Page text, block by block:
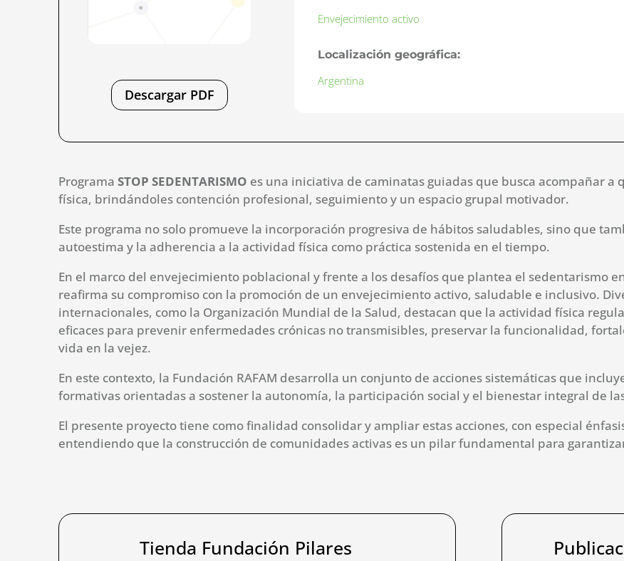
Descargar PDF
Envejecimiento activo
Localización geográfica:
Argentina
Programa STOP SEDENTARISMO es una iniciativa de caminatas guiadas que busca acompañar
física, brindándoles contención profesional, seguimiento y un espacio grupal motivador.
Este programa no solo promueve la incorporación progresiva de hábitos saludables, sino que
autoestima y la adherencia a la actividad física como práctica sostenida en el tiempo.
En el marco del envejecimiento poblacional y frente a los desafíos que plantea el sedentarismo
reafirma su compromiso con la promoción de un envejecimiento activo, saludable e inclusivo.
internacionales, como la Organización Mundial de la Salud, destacan que la actividad física
eficaces para prevenir enfermedades crónicas no transmisibles, preservar la funcionalidad,
vida en la vejez.
En este contexto, la Fundación RAFAM desarrolla un conjunto de acciones sistemáticas que
formativas orientadas a sostener la autonomía, la participación social y el bienestar integral de
El presente proyecto tiene como finalidad consolidar y ampliar estas acciones, con especial
entendiendo que la construcción de comunidades activas es un pilar fundamental para
Tienda Fundación Pilares